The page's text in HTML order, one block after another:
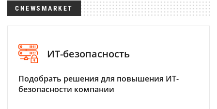
CNEWSMARKET
ИТ-безопасность
Подобрать решения для повышения ИТ-
безопасности компании